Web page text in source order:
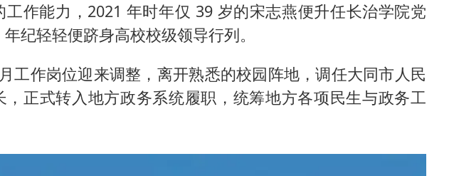
工作能力，2021 年时年仅 39 岁的宋志燕便升任长治学院党
纪轻轻便跻身高校校级领导行列。
工作岗位迎来调整，离开熟悉的校园阵地，调任大同市人民
，正式转入地方政务系统履职，统筹地方各项民生与政务工